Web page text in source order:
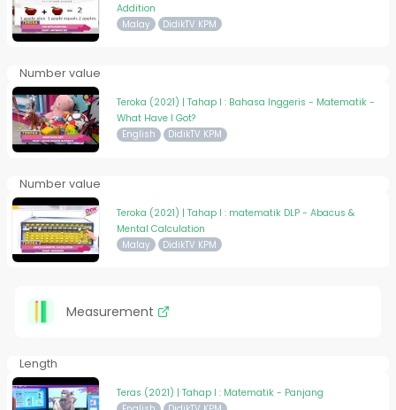
Addition
Malay DidikTV KPM
Number value
Teroka (2021) | Tahap I : Bahasa Inggeris - Matematik -
What Have I Got?
English DidikTV KPM
Number value
Teroka (2021) | Tahap I : matematik DLP - Abacus &
Mental Calculation
Malay DidikTV KPM
Measurement
Length
Teras (2021) | Tahap I : Matematik - Panjang